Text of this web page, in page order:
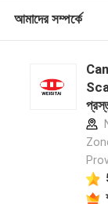
আমাদের সম্পর্কে